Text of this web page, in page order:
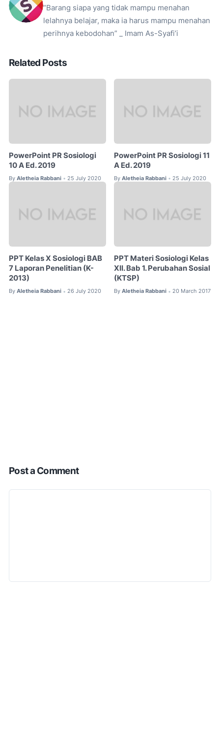
“Barang siapa yang tidak mampu menahan
lelahnya belajar, maka ia harus mampu menahan
perihnya kebodohan” _ Imam As-Syafi’i
Related Posts
PowerPoint PR Sosiologi
10 A Ed. 2019
By Aletheia Rabbani • 25 July 2020
PowerPoint PR Sosiologi 11
A Ed. 2019
By Aletheia Rabbani • 25 July 2020
PPT Kelas X Sosiologi BAB
7 Laporan Penelitian (K-
2013)
By Aletheia Rabbani • 26 July 2020
PPT Materi Sosiologi Kelas
XII. Bab 1. Perubahan Sosial
(KTSP)
By Aletheia Rabbani • 20 March 2017
Post a Comment